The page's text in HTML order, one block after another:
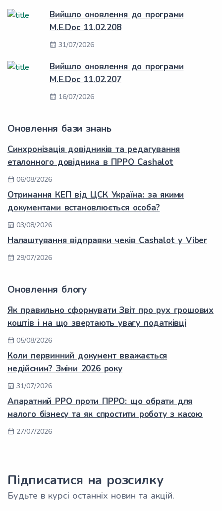
Вийшло оновлення до програми
M.E.Doc 11.02.208
31/07/2026
Вийшло оновлення до програми
M.E.Doc 11.02.207
16/07/2026
Оновлення бази знань
Синхронізація довідників та редагування
еталонного довідника в ПРРО Cashalot
06/08/2026
Отримання КЕП від ЦСК Україна: за якими
документами встановлюється особа?
03/08/2026
Налаштування відправки чеків Cashalot у Viber
29/07/2026
Оновлення блогу
Як правильно сформувати Звіт про рух грошових
коштів і на що звертають увагу податківці
05/08/2026
Коли первинний документ вважається
недійсним? Зміни 2026 року
31/07/2026
Апаратний РРО проти ПРРО: що обрати для
малого бізнесу та як спростити роботу з касою
27/07/2026
Підписатися на розсилку
Будьте в курсі останніх новин та акцій.